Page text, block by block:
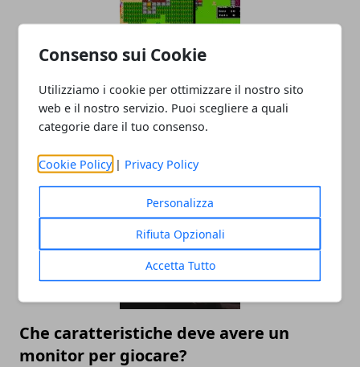
Consenso sui Cookie
Utilizziamo i cookie per ottimizzare il nostro sito
web e il nostro servizio. Puoi scegliere a quali
categorie dare il tuo consenso.
Cookie Policy | Privacy Policy
Personalizza
Rifiuta Opzionali
Accetta Tutto
Nintendo Switch: la nuova macchina da
retrogames?
18/09/2019
Che caratteristiche deve avere un
monitor per giocare?